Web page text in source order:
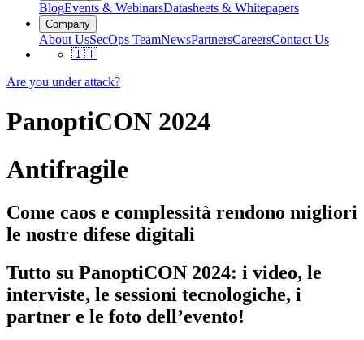
BlogEvents & WebinarsDatasheets & Whitepapers
Company
About UsSecOps TeamNewsPartnersCareersContact Us
🇮🇹
Are you under attack?
PanoptiCON 2024
Antifragile
Come caos e complessità rendono migliori
le nostre difese digitali
Tutto su PanoptiCON 2024: i video, le
interviste, le sessioni tecnologiche, i
partner e le foto dell’evento!